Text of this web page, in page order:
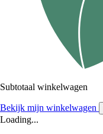
Subtotaal winkelwagen
Bekijk mijn winkelwagen
Loading...